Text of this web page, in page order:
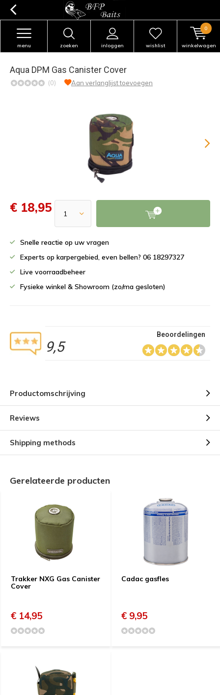
zoeken inloggen
menu wishlist winkelwagen
0
Aqua DPM Gas Canister Cover
(0) Aan verlanglijst toevoegen
€ 18,95
Snelle reactie op uw vragen
Experts op karpergebied, even bellen? 06 18297327
Live voorraadbeheer
Fysieke winkel & Showroom (zo/ma gesloten)
9,5
Beoordelingen
Productomschrijving
Reviews
Shipping methods
Gerelateerde producten
Trakker NXG Gas Canister
Cover
€ 14,95
Cadac gasfles
€ 9,95